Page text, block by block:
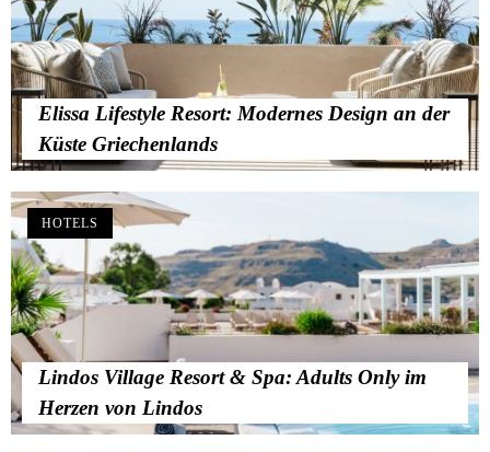
Elissa Lifestyle Resort: Modernes Design an der
Küste Griechenlands
Lindos Village Resort & Spa: Adults Only im
Herzen von Lindos
HOTELS